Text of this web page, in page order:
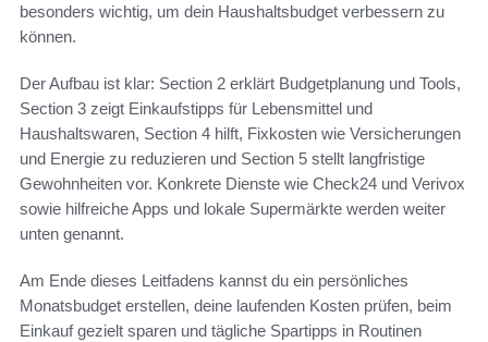
besonders wichtig, um dein Haushaltsbudget verbessern zu
können.
Der Aufbau ist klar: Section 2 erklärt Budgetplanung und Tools,
Section 3 zeigt Einkaufstipps für Lebensmittel und
Haushaltswaren, Section 4 hilft, Fixkosten wie Versicherungen
und Energie zu reduzieren und Section 5 stellt langfristige
Gewohnheiten vor. Konkrete Dienste wie Check24 und Verivox
sowie hilfreiche Apps und lokale Supermärkte werden weiter
unten genannt.
Am Ende dieses Leitfadens kannst du ein persönliches
Monatsbudget erstellen, deine laufenden Kosten prüfen, beim
Einkauf gezielt sparen und tägliche Spartipps in Routinen